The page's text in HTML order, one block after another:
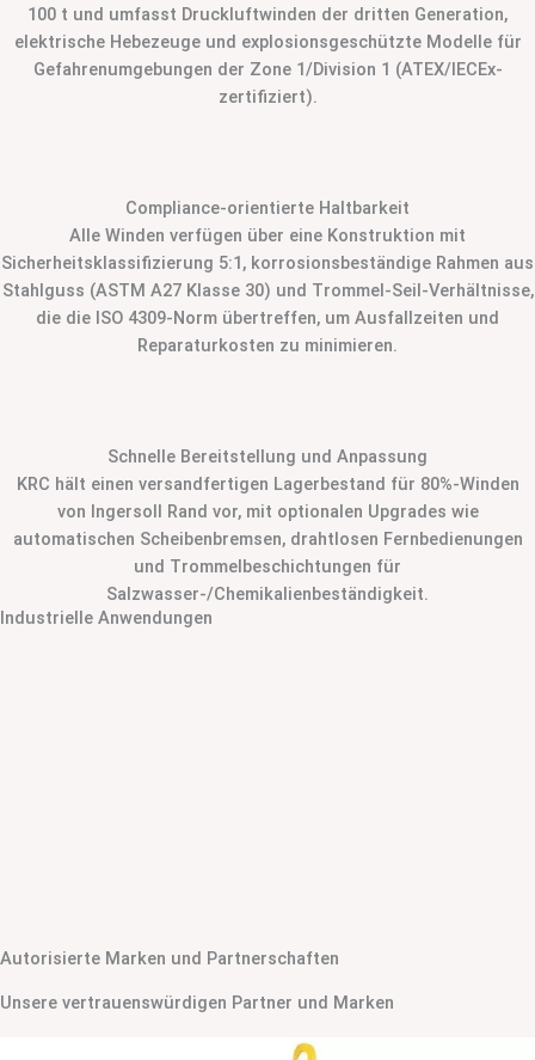
100 t und umfasst Druckluftwinden der dritten Generation,
elektrische Hebezeuge und explosionsgeschützte Modelle für
Gefahrenumgebungen der Zone 1/Division 1 (ATEX/IECEx-
zertifiziert).
Compliance-orientierte Haltbarkeit
Alle Winden verfügen über eine Konstruktion mit
Sicherheitsklassifizierung 5:1, korrosionsbeständige Rahmen aus
Stahlguss (ASTM A27 Klasse 30) und Trommel-Seil-Verhältnisse,
die die ISO 4309-Norm übertreffen, um Ausfallzeiten und
Reparaturkosten zu minimieren.
Schnelle Bereitstellung und Anpassung
KRC hält einen versandfertigen Lagerbestand für 80%-Winden
von Ingersoll Rand vor, mit optionalen Upgrades wie
automatischen Scheibenbremsen, drahtlosen Fernbedienungen
und Trommelbeschichtungen für
Salzwasser-/Chemikalienbeständigkeit.
Industrielle Anwendungen
Autorisierte Marken und Partnerschaften
Unsere vertrauenswürdigen Partner und Marken